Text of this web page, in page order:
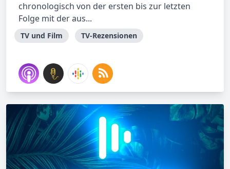
chronologisch von der ersten bis zur letzten
Folge mit der aus...
TV und Film TV-Rezensionen